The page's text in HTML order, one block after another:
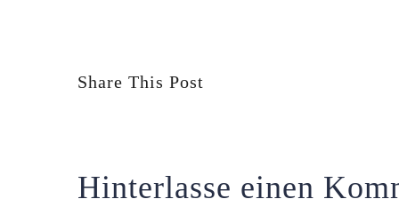
Share This Post
Hinterlasse einen